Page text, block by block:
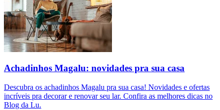
Achadinhos Magalu: novidades pra sua casa
Descubra os achadinhos Magalu pra sua casa! Novidades e ofertas
incríveis pra decorar e renovar seu lar. Confira as melhores dicas no
Blog da Lu.